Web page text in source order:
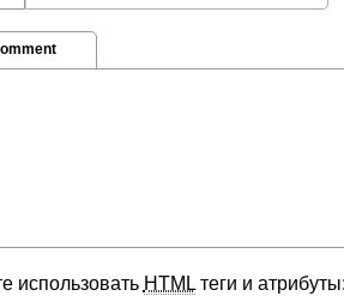
использовать HTMLтеги и